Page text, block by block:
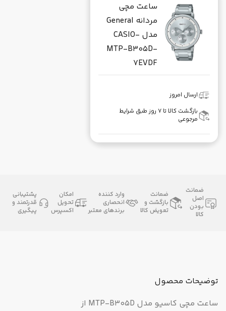
ساعت مچی
مردانه General
مدل CASIO-
MTP-B305D-
7EVDF
ارسال امروز
بازگشت کالا تا ۷ روز طبق شرایط
مرجوعی
ضمانت
اصل
بودن
کالا
ضمانت
بازگشت و
تعویض کالا
وارد کننده
انحصاری
برندهای معتبر
امکان
تحویل
اکسپرس
پشتیبانی
قدرتمند و
پیگیری
توضیحات محصول
ساعت مچی کاسیو مدل MTP-B305D از